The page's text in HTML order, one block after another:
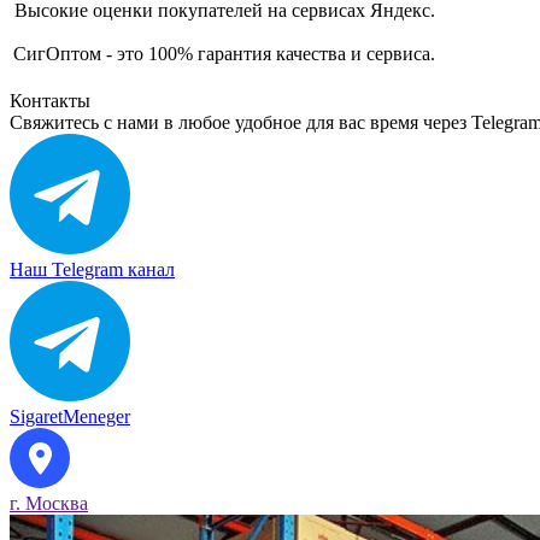
Высокие оценки покупателей на сервисах Яндекс.
СигОптом - это 100% гарантия качества и сервиса.
Контакты
Свяжитесь с нами в любое удобное для вас время через
Наш Telegram канал
SigaretMeneger
г. Москва